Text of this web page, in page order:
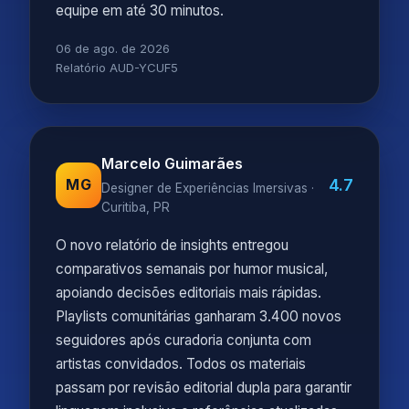
equipe em até 30 minutos.
06 de ago. de 2026
Relatório AUD-YCUF5
MG
Marcelo Guimarães
Designer de Experiências Imersivas ·
Curitiba, PR
4.7
O novo relatório de insights entregou
comparativos semanais por humor musical,
apoiando decisões editoriais mais rápidas.
Playlists comunitárias ganharam 3.400 novos
seguidores após curadoria conjunta com
artistas convidados. Todos os materiais
passam por revisão editorial dupla para garantir